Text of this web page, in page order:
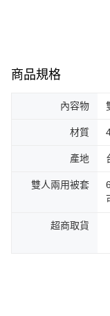
商品規格
內容物
材質
產地
雙人兩用被套
超商取貨